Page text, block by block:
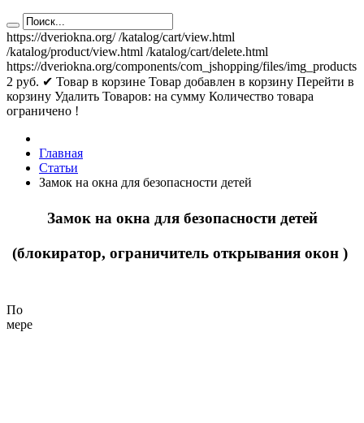
https://dveriokna.org/ /katalog/cart/view.html
/katalog/product/view.html /katalog/cart/delete.html
https://dveriokna.org/components/com_jshopping/files/img_products
2 руб. ✔ Товар в корзине Товар добавлен в корзину Перейти в
корзину Удалить Товаров: на сумму Количество товара
ограничено !
Главная
Статьи
Замок на окна для безопасности детей
Замок на окна для безопасности детей
(блокиратор, ограничитель открывания окон )
По
мере